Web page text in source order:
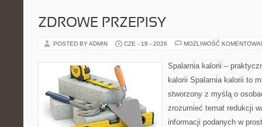
ZDROWE PRZEPISY
POSTED BY ADMIN CZE - 18 - 2026 MOŻLIWOŚĆ
Spalarnia kalorii –
kalorii Spalarnia kalorii to
stworzony z myślą o
zrozumieć temat redukcji
informacji podanych w